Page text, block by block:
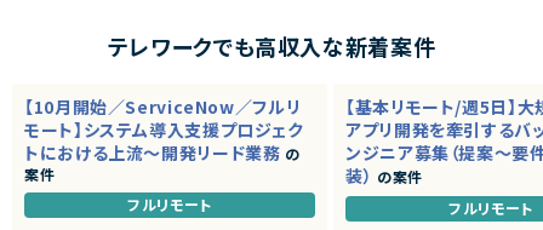
テレワークでも高収入な新着案件
【10月開始／ServiceNow／フルリ
モート】システム導入支援プロジェク
トにおける上流～開発リード業務 の
案件
フルリモート
【基本リモート/週5日】
アプリ開発を牽引するバ
ンジニア募集（提案～要
装） の案件
フルリモート